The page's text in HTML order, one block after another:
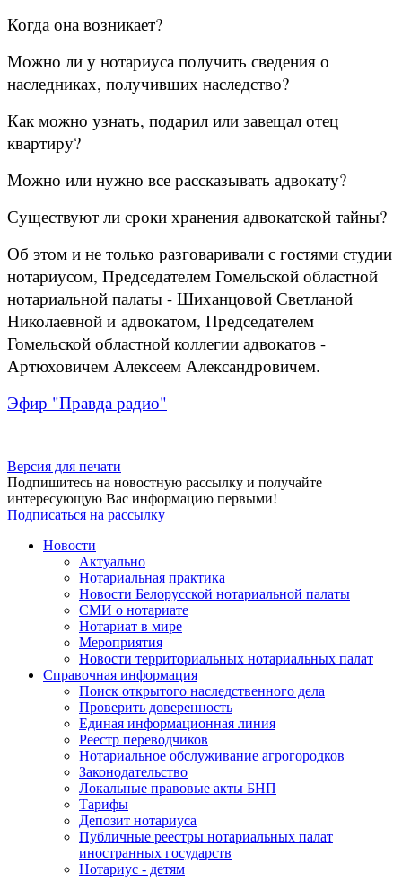
Когда она возникает?
Можно ли у нотариуса получить сведения о
наследниках, получивших наследство?
Как можно узнать, подарил или завещал отец
квартиру?
Можно или нужно все рассказывать адвокату?
Существуют ли сроки хранения адвокатской тайны?
Об этом и не только разговаривали с гостями студии
нотариусом, Председателем Гомельской областной
нотариальной палаты - Шиханцовой Светланой
Николаевной и адвокатом, Председателем
Гомельской областной коллегии адвокатов -
Артюховичем Алексеем Александровичем.
Эфир "Правда радио"
Версия для печати
Подпишитесь на новостную рассылку и получайте
интересующую Вас информацию первыми!
Подписаться на рассылку
Новости
Актуально
Нотариальная практика
Новости Белорусской нотариальной палаты
СМИ о нотариате
Нотариат в мире
Мероприятия
Новости территориальных нотариальных палат
Справочная информация
Поиск открытого наследственного дела
Проверить доверенность
Единая информационная линия
Реестр переводчиков
Нотариальное обслуживание агрогородков
Законодательство
Локальные правовые акты БНП
Тарифы
Депозит нотариуса
Публичные реестры нотариальных палат
иностранных государств
Нотариус - детям